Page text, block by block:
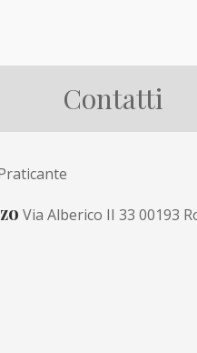
Contatti
Via Alberico II 33 00193